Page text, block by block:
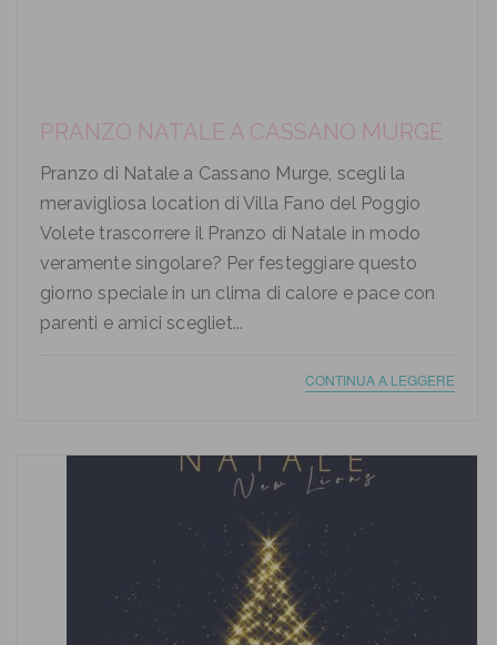
PRANZO NATALE A CASSANO MURGE
Pranzo di Natale a Cassano Murge, scegli la
meravigliosa location di Villa Fano del Poggio
Volete trascorrere il Pranzo di Natale in modo
veramente singolare? Per festeggiare questo
giorno speciale in un clima di calore e pace con
parenti e amici scegliet...
CONTINUA A LEGGERE